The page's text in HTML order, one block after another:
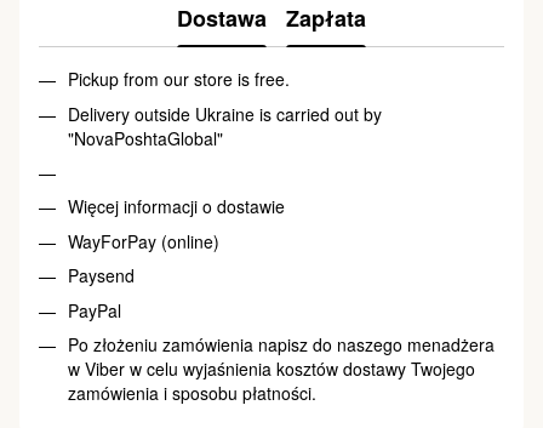
Dostawa Zapłata
Pickup from our store is free.
Delivery outside Ukraine is carried out by
"NovaPoshtaGlobal"
Więcej informacji o dostawie
WayForPay (online)
Paysend
PayPal
Po złożeniu zamówienia napisz do naszego menadżera
w Viber w celu wyjaśnienia kosztów dostawy Twojego
zamówienia i sposobu płatności.